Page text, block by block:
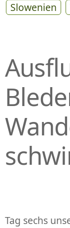
Slowenien
Tag sechs